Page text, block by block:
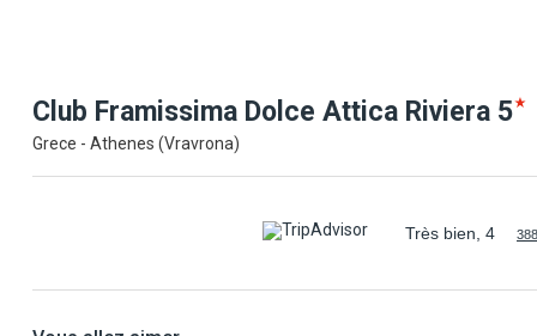
Club Framissima Dolce Attica Riviera 5
Grece - Athenes (Vravrona)
Très bien, 4